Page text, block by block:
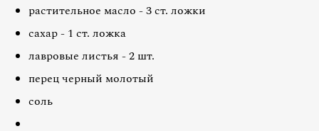
растительное масло - 3 ст. ложки
сахар - 1 ст. ложка
лавровые листья - 2 шт.
перец черный молотый
соль